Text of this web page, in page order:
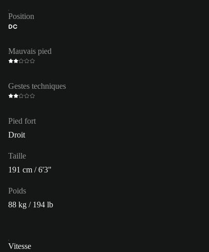
Position
DC
Mauvais pied
Gestes techniques
Pied fort
Droit
Taille
191 cm / 6'3"
Poids
88 kg / 194 lb
Vitesse